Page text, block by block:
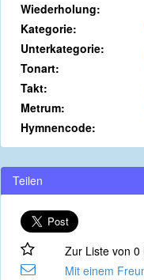
Wiederholung:
Kategorie:
Unterkategorie:
Tonart:
Takt:
Metrum:
Hymnencode:
Teilen
Zur Liste von
Mit einem